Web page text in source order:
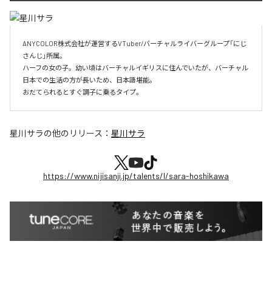
ANYCOLOR株式会社が運営するVTuber/バーチャルライバーグループ「にじ
さんじ」所属。
ハーフの女の子。幼い頃はバーチャルイギリスに住んでいたが、バーチャル
日本での生活の方が長いため、日本語堪能。
おだてられるとすぐ調子に乗るタイプ。
星川サラの他のリリース： 星川サラ
https://www.nijisanji.jp/talents/l/sara-hoshikawa